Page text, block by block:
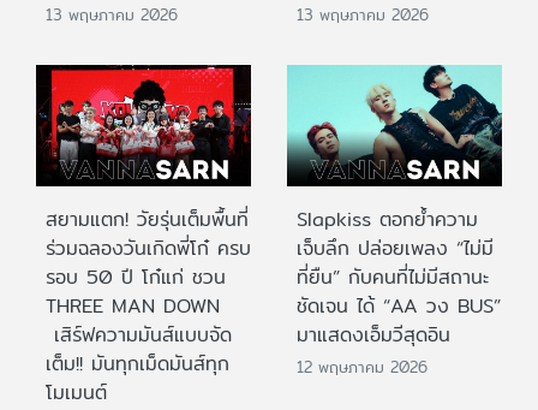
13 พฤษภาคม 2026 13 พฤษภาคม 2026
สยามแตก! วัยรุ่นเต็มพื้นที่
ร่วมฉลองวันเกิดพี่โก๋ ครบ
รอบ 50 ปี โก๋แก่ ชวน
THREE MAN DOWN
เสิร์ฟความมันส์แบบจัด
เต็ม!! มันทุกเม็ดมันส์ทุก
โมเมนต์
Slapkiss ตอกย้ำความ
เจ็บลึก ปล่อยเพลง “ไม่มี
ที่ยืน” กับคนที่ไม่มีสถานะ
ชัดเจน ได้ “AA วง BUS”
มาแสดงเอ็มวีสุดอิน
12 พฤษภาคม 2026